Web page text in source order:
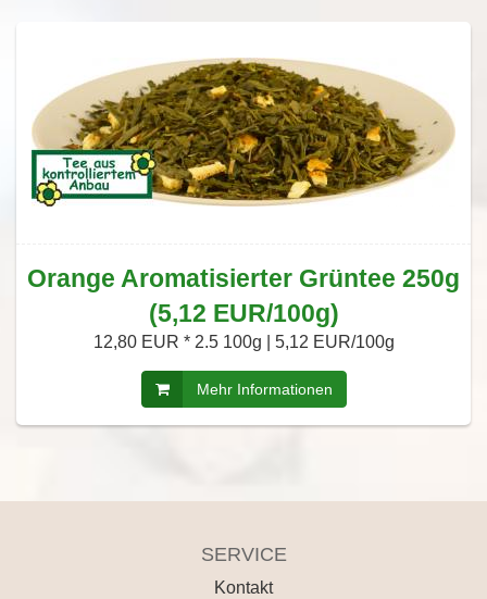
Orange Aromatisierter Grüntee 250g
(5,12 EUR/100g)
12,80 EUR * 2.5 100g | 5,12 EUR/100g
Mehr Informationen
SERVICE
Kontakt